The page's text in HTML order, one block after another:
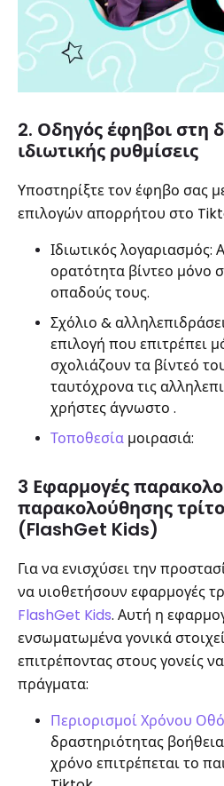
2. Οδηγός έφηβοι στη
ιδιωτικής ρυθμίσεις
Υποστηρίξτε τον έφηβο σας
επιλογών απορρήτου στο
Ιδιωτικός λογαριασμός:
ορατότητα βίντεο μόνο
οπαδούς τους.
Σχόλιο &
επιλογή που επιτρέπει
σχολιάζουν τα βίντεό
ταυτόχρονα τις
χρήστες άγνωστο .
Τοποθεσία μοιρασιά:
3 Εφαρμογές
παρακολούθησης
(FlashGet Kids)
Για να ενισχύσει την
να υιοθετήσουν εφαρμογές
FlashGet Kids. Αυτή η
ενσωματωμένα γονικά
επιτρέποντας στους γονείς
πράγματα:
Περιορισμοί Χρόνου
δραστηριότητας
χρόνο επιτρέπεται το